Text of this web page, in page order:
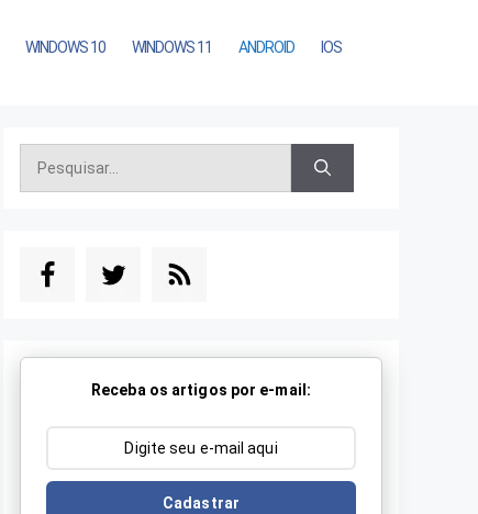
WINDOWS 10 WINDOWS 11 ANDROID IOS
Pesquisar
por:
Receba os artigos por e-mail:
Cadastrar